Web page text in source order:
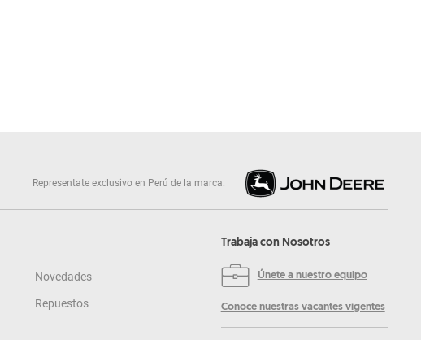
Representate exclusivo en Perú de la marca:
Novedades
Repuestos
Trabaja con Nosotros
Únete a nuestro equipo
Conoce nuestras vacantes vigentes